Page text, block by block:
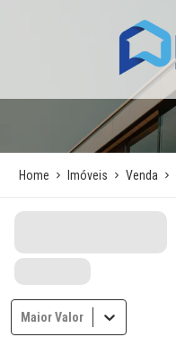
Home Imóveis Venda
Maior Valor